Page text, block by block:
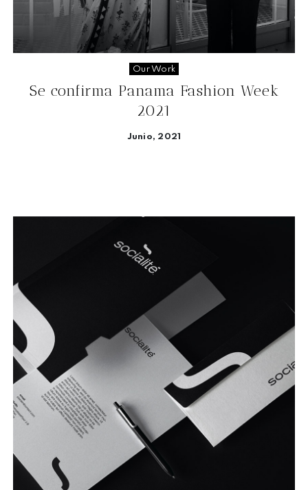
Our Work
Se confirma Panama Fashion Week
2021
Junio, 2021